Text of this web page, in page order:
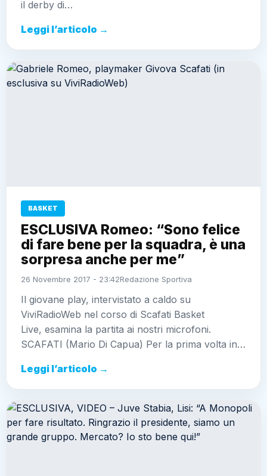
il derby di…
Leggi l’articolo →
BASKET
ESCLUSIVA Romeo: “Sono felice
di fare bene per la squadra, è una
sorpresa anche per me”
26 Novembre 2017 - 23:42Redazione Sportiva
Il giovane play, intervistato a caldo su
ViviRadioWeb nel corso di Scafati Basket
Live, esamina la partita ai nostri microfoni.
SCAFATI (Mario Di Capua) Per la prima volta in…
Leggi l’articolo →